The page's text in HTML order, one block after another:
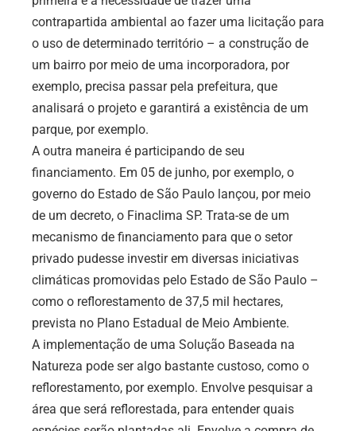
contrapartida ambiental ao fazer uma licitação para
o uso de determinado território – a construção de
um bairro por meio de uma incorporadora, por
exemplo, precisa passar pela prefeitura, que
analisará o projeto e garantirá a existência de um
parque, por exemplo.
A outra maneira é participando de seu
financiamento. Em 05 de junho, por exemplo, o
governo do Estado de São Paulo lançou, por meio
de um decreto, o Finaclima SP. Trata-se de um
mecanismo de financiamento para que o setor
privado pudesse investir em diversas iniciativas
climáticas promovidas pelo Estado de São Paulo –
como o reflorestamento de 37,5 mil hectares,
prevista no Plano Estadual de Meio Ambiente.
A implementação de uma Solução Baseada na
Natureza pode ser algo bastante custoso, como o
reflorestamento, por exemplo. Envolve pesquisar a
área que será reflorestada, para entender quais